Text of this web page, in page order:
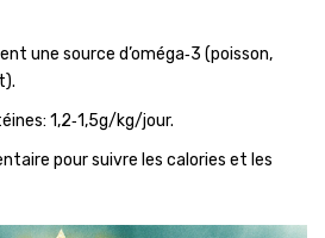
une source d’oméga‑3 (poisson,
1,2‑1,5g/kg/jour.
pour suivre les calories et les